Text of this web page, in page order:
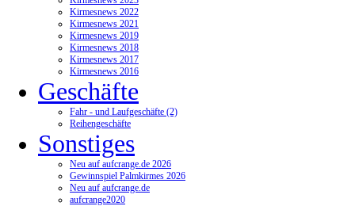
Kirmesnews 2022
Kirmesnews 2021
Kirmesnews 2019
Kirmesnews 2018
Kirmesnews 2017
Kirmesnews 2016
Geschäfte
Fahr - und Laufgeschäfte (2)
Reihengeschäfte
Sonstiges
Neu auf aufcrange.de 2026
Gewinnspiel Palmkirmes 2026
Neu auf aufcrange.de
aufcrange2020